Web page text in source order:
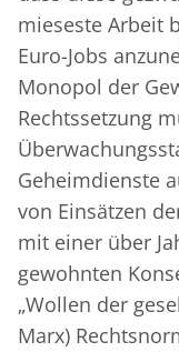
mieseste Arbeit
Euro-Jobs
Monopol der
Rechtssetzung
Geheimdienste
von Einsätzen
mit einer über
gewohnten
„Wollen der
Marx)